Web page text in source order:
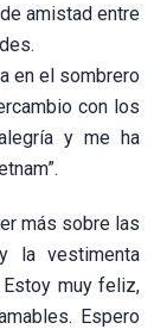
amistad entre
en el sombrero
con los
y me ha
más sobre las
la vestimenta
muy feliz,
Espero